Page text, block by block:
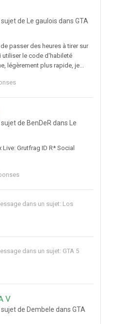
de Le gaulois dans GTA
passer des heures à tirer sur
utiliser le code d'habileté
légèrement plus rapide, je...
de BenDeR dans Le
Live: Grutfrag ID R* Social
dans un sujet: Los
dans un sujet: GTA 5
V
de Dembele dans GTA